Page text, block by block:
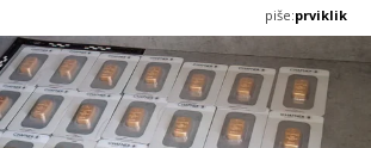
piše:prviklik